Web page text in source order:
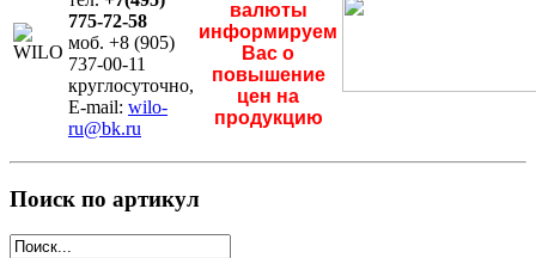
775-72-58
моб. +8 (905)
737-00-11
круглосуточно,
E-mail: wilo-
ru@bk.ru
валюты
информируем
Вас о
повышение
цен на
продукцию
Поиск по артикул